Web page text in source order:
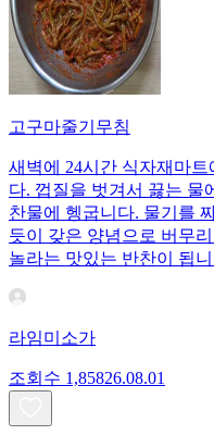
고구마줄기무침
새벽에 24시간 식자재마
다. 껍질을 벗겨서 끓는 물
찬물에 헹굽니다. 물기를
듯이 갖은 양념으로 버무
놀라는 맛있는 반찬이 됩
라임미소가
조회수 1,85826.08.01